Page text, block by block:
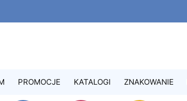
PROMOCJE KATALOGI ZNAKOWANIE